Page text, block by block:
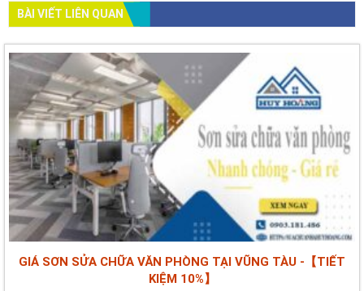
BÀI VIẾT LIÊN QUAN
GIÁ SƠN SỬA CHỮA VĂN PHÒNG TẠI VŨNG TÀU -【TIẾT
KIỆM 10%】